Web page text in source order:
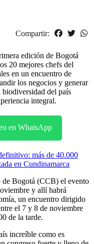
Compartir:
edición de Bogotá
20 mejores chefs del
en un encuentro de
los negocios y generar
biodiversidad del país
integral.
en WhatsApp
más de 40.000
en Cundinamarca
de Bogotá (CCB) el evento
y allí habrá
un encuentro dirigido
el 7 y 8 de noviembre
de la tarde.
increíble como es